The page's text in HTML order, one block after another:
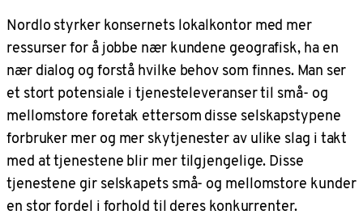
Nordlo styrker konsernets lokalkontor med mer
ressurser for å jobbe nær kundene geografisk, ha en
nær dialog og forstå hvilke behov som finnes. Man ser
et stort potensiale i tjenesteleveranser til små- og
mellomstore foretak ettersom disse selskapstypene
forbruker mer og mer skytjenester av ulike slag i takt
med at tjenestene blir mer tilgjengelige. Disse
tjenestene gir selskapets små- og mellomstore kunder
en stor fordel i forhold til deres konkurrenter.